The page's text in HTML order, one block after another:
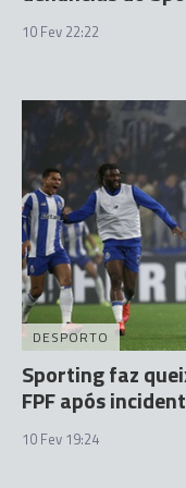
10 Fev 22:22
DESPORTO
Sporting faz
FPF após
10 Fev 19:24